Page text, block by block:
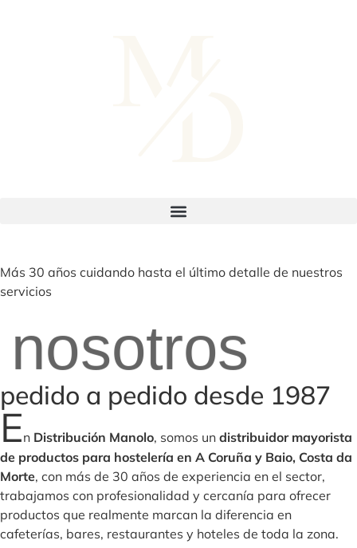
Más 30 años cuidando hasta el último detalle de nuestros
servicios
pedido a pedido desde 1987
En Distribución Manolo, somos un distribuidor mayorista
de productos para hostelería en A Coruña y Baio, Costa da
Morte, con más de 30 años de experiencia en el sector,
trabajamos con profesionalidad y cercanía para ofrecer
productos que realmente marcan la diferencia en
cafeterías, bares, restaurantes y hoteles de toda la zona.